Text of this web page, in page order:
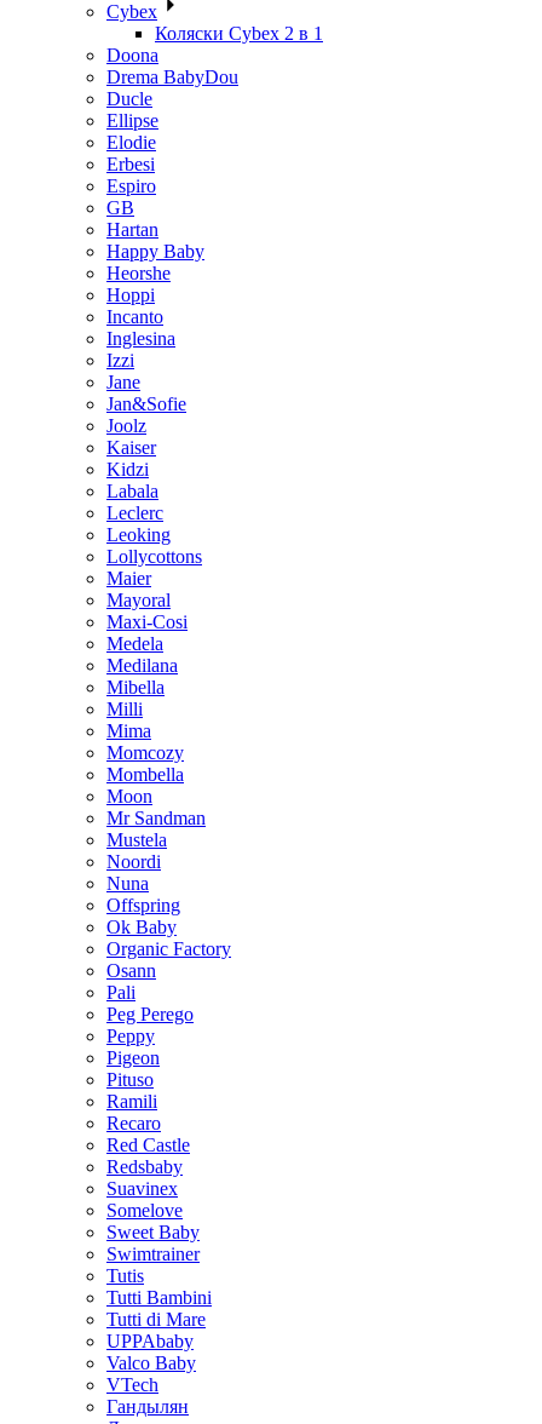
Cybex
Коляски Cybex 2 в 1
Doona
Drema BabyDou
Ducle
Ellipse
Elodie
Erbesi
Espiro
GB
Hartan
Happy Baby
Heorshe
Hoppi
Incanto
Inglesina
Izzi
Jane
Jan&Sofie
Joolz
Kaiser
Kidzi
Labala
Leclerc
Leoking
Lollycottons
Maier
Mayoral
Maxi-Cosi
Medela
Medilana
Mibella
Milli
Mima
Momcozy
Mombella
Moon
Mr Sandman
Mustela
Noordi
Nuna
Offspring
Ok Baby
Organic Factory
Osann
Pali
Peg Perego
Peppy
Pigeon
Pituso
Ramili
Recaro
Red Castle
Redsbaby
Suavinex
Somelove
Sweet Baby
Swimtrainer
Tutis
Tutti Bambini
Tutti di Mare
UPPAbaby
Valco Baby
VTech
Гандылян